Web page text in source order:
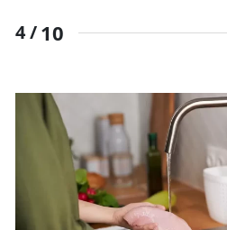
4 /10